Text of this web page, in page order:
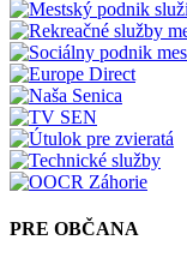
PRE OBČANA